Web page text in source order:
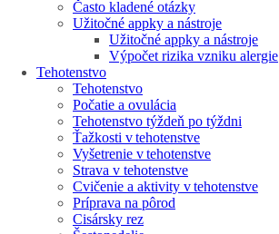
Často kladené otázky
Užitočné appky a nástroje
Užitočné appky a nástroje
Výpočet rizika vzniku alergie
Tehotenstvo
Tehotenstvo
Počatie a ovulácia
Tehotenstvo týždeň po týždni
Ťažkosti v tehotenstve
Vyšetrenie v tehotenstve
Strava v tehotenstve
Cvičenie a aktivity v tehotenstve
Príprava na pôrod
Cisársky rez